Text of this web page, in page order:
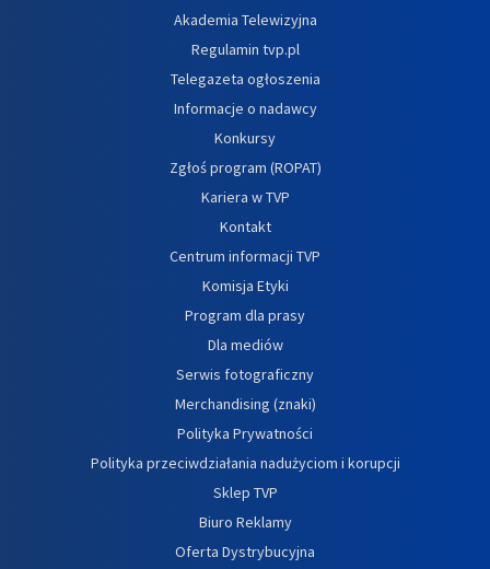
Akademia Telewizyjna
Regulamin tvp.pl
Telegazeta ogłoszenia
Informacje o nadawcy
Konkursy
Zgłoś program (ROPAT)
Kariera w TVP
Kontakt
Centrum informacji TVP
Komisja Etyki
Program dla prasy
Dla mediów
Serwis fotograficzny
Merchandising (znaki)
Polityka Prywatności
Polityka przeciwdziałania nadużyciom i korupcji
Sklep TVP
Biuro Reklamy
Oferta Dystrybucyjna